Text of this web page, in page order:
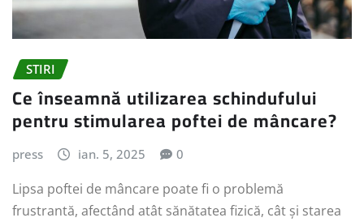
STIRI
Ce înseamnă utilizarea schindufului
pentru stimularea poftei de mâncare?
press ian. 5, 2025 0
Lipsa poftei de mâncare poate fi o problemă
frustrantă, afectând atât sănătatea fizică, cât și starea